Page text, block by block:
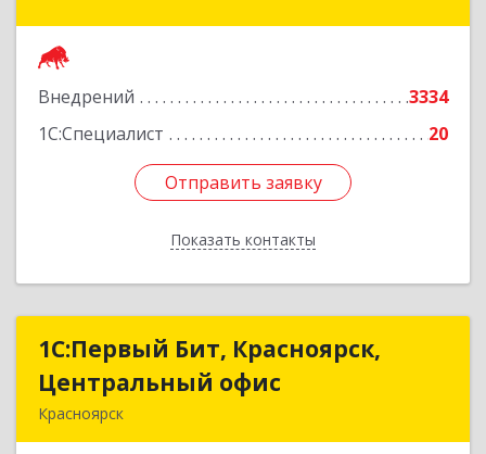
Внедрений
3334
1С:Специалист
20
Отправить заявку
Показать контакты
Отправить заявку
Назад
1С:Первый Бит, Красноярск,
Центральный офис
Красноярск
1С:Первый Бит, Красноярск,
Центральный офис